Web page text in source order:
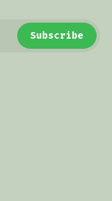
Subscribe